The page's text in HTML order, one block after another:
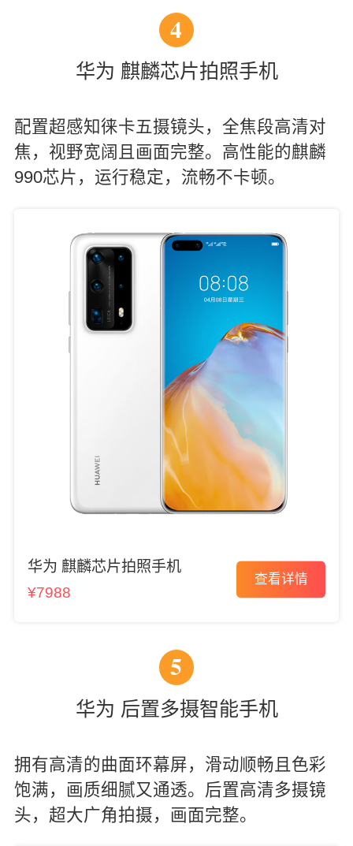
4
华为 麒麟芯片拍照手机
配置超感知徕卡五摄镜头，全焦段高清对
焦，视野宽阔且画面完整。高性能的麒麟
990芯片，运行稳定，流畅不卡顿。
华为 麒麟芯片拍照手机
¥7988
查看详情
5
华为 后置多摄智能手机
拥有高清的曲面环幕屏，滑动顺畅且色彩
饱满，画质细腻又通透。后置高清多摄镜
头，超大广角拍摄，画面完整。